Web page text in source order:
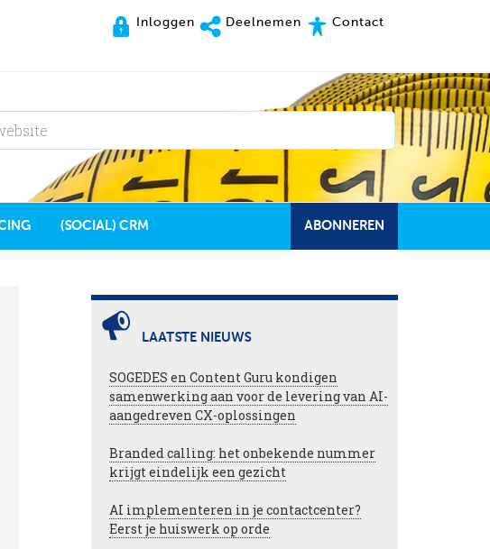
Inloggen Deelnemen Contact
(SOCIAL) CRM ABONNEREN
LAATSTE NIEUWS
SOGEDES en Content Guru kondigen
samenwerking aan voor de levering van AI-
aangedreven CX-oplossingen
Branded calling: het onbekende nummer
krijgt eindelijk een gezicht
AI implementeren in je contactcenter?
Eerst je huiswerk op orde